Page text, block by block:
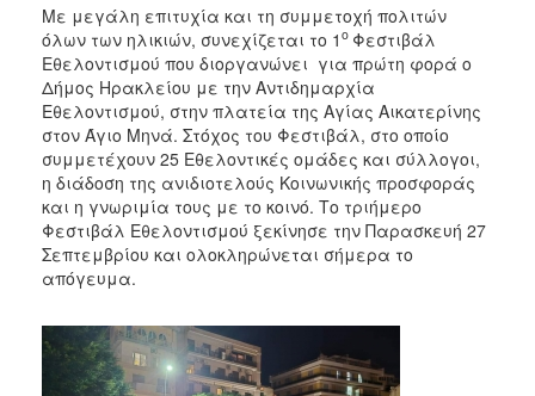
2020
2019
2018
2017
2016
2015
2013
2012
2010
2006
Με μεγάλη επιτυχία και τη συμμετοχή πολιτών
όλων των ηλικιών, συνεχίζεται το 1 ο Φεστιβάλ
Εθελοντισμού που διοργανώνει για πρώτη φορά ο
Δήμος Ηρακλείου με την Αντιδημαρχία
Εθελοντισμού, στην πλατεία της Αγίας Αικατερίνης
στον Άγιο Μηνά. Στόχος του Φεστιβάλ, στο οποίο
συμμετέχουν 25 Εθελοντικές ομάδες και σύλλογοι,
η διάδοση της ανιδιοτελούς Κοινωνικής προσφοράς
και η γνωριμία τους με το κοινό. Το τριήμερο
Φεστιβάλ Εθελοντισμού ξεκίνησε την Παρασκευή 27
Σεπτεμβρίου και ολοκληρώνεται σήμερα το
απόγευμα.